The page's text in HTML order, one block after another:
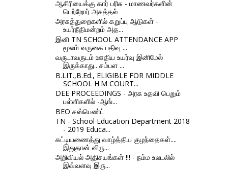
ஆசிரியைக்கு கார் பரிசு - மாணவர்களின்
பெற்றோர் அசத்தல்
அரசுத்துறைகளில் கறுப்பு ஆடுகள் -
உயர்நீதிமன்றம் அத...
இனி TN SCHOOL ATTENDANCE APP
மூலம் வருகை பதிவு ...
வருடாவருடம் ஊதிய உயர்வு இனிமேல்
இருக்காது.. சம்பள ...
B.LIT.,B.Ed., ELIGIBLE FOR MIDDLE
SCHOOL H.M COURT...
DEE PROCEEDINGS - அரசு உதவி பெறும்
பள்ளிகளில் -ஆங்...
BEO சஸ்பெண்ட்
TN - School Education Department 2018
- 2019 Educa...
கட்டியணைத்து வாழ்த்திய குழந்தைகள்....
இதுதான் விரு...
அறிவியல் அதிசயங்கள் !!! - நம்ம உலடலில்
இவ்வளவு இரு...